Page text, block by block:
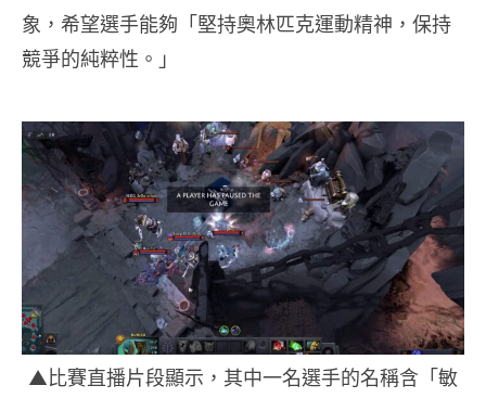
象，希望選手能夠「堅持奧林匹克運動精神，保持
競爭的純粹性。」
▲比賽直播片段顯示，其中一名選手的名稱含「敏